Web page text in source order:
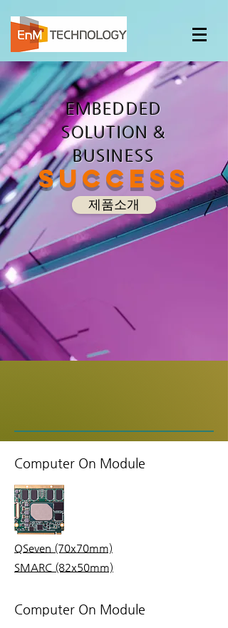
EMBEDDED
SOLUTION &
BUSINESS
SUCCESS
제품소개
Computer On Module
QSeven (70x70mm)
SMARC (82x50mm)
Computer On Module